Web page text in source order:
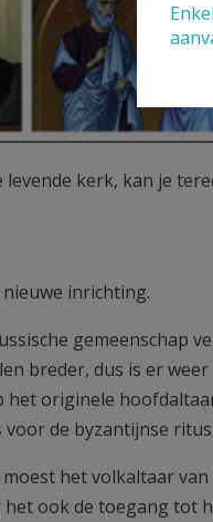
kerk, kan je
inrichting.
gemeenschap
breder, dus is er
het originele
de byzantijnse ritus.
het volkaltaar
ook de toegang tot